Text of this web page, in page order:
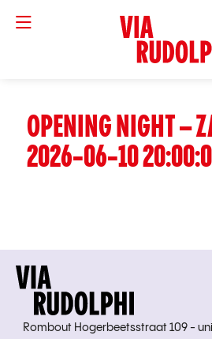
OPENING NIGHT –
2026-06-10
Rombout Hogerbeetsstraat 109 -